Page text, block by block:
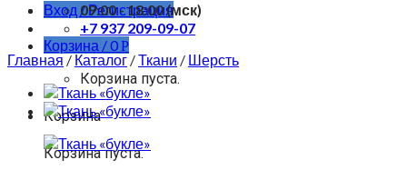
Вход / Регистрация
Корзина /0Р
Корзина пуста.
Корзина
Корзина пуста.
09:00 - 18:00 (мск)
+7 937 209-09-07
Главная/Каталог /Ткани / Шерсть